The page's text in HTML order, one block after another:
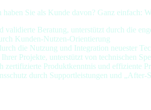
Sie als Kunde davon? Ganz einfach:
validierte Beratung, unterstützt durch die
Kunden-Nutzen-Orientierung
die Nutzung und Integration neuester
Projekte, unterstützt von technischen
zertifizierte Produktkenntnis und effiziente
durch Supportleistungen und „After-